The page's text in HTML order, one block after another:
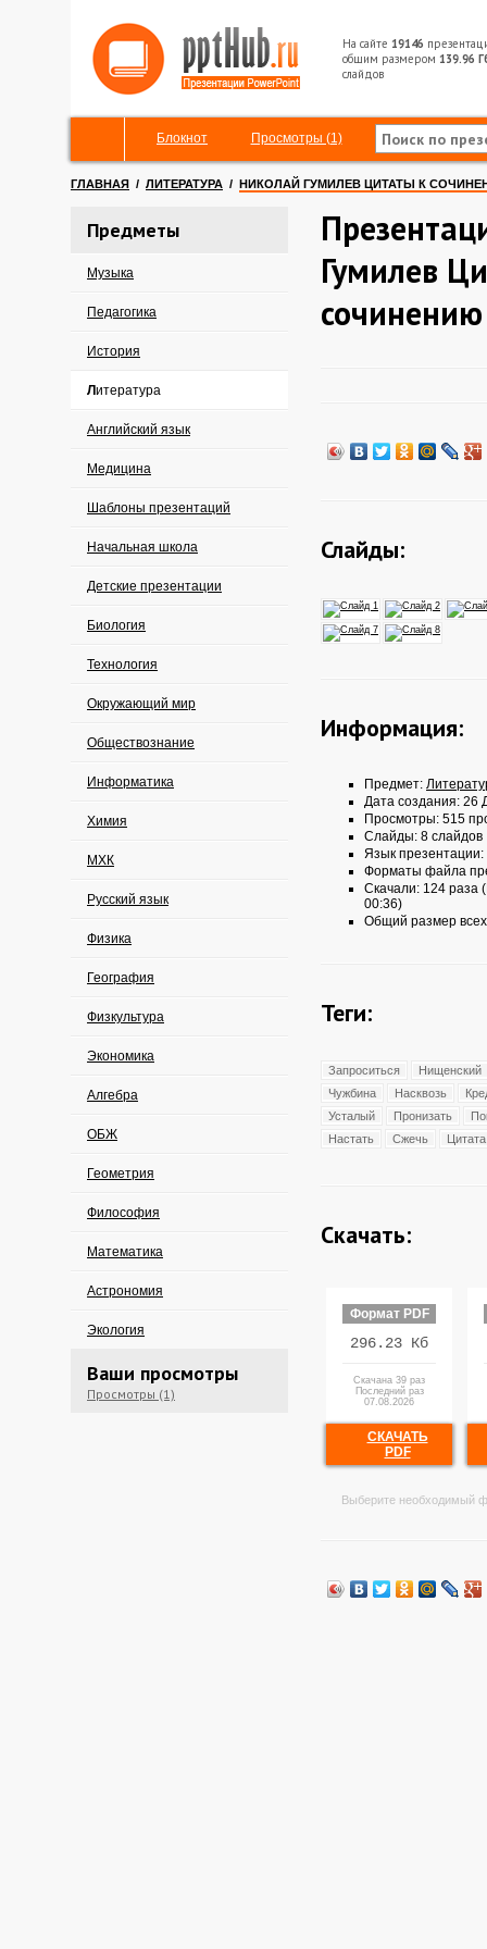
На сайте 19146
общим размером 139.96
слайдов
Блокнот Просмотры (1)
ГЛАВНАЯ / ЛИТЕРАТУРА / НИКОЛАЙ ГУМИЛЕВ ЦИТАТЫ К
Предметы
Музыка
Педагогика
История
Литература
Английский язык
Медицина
Шаблоны презентаций
Начальная школа
Детские презентации
Биология
Технология
Окружающий мир
Обществознание
Информатика
Химия
МХК
Русский язык
Физика
География
Физкультура
Экономика
Алгебра
ОБЖ
Геометрия
Философия
Математика
Астрономия
Экология
Ваши просмотры
Просмотры (1)
Гумилев
сочинению
Слайды:
Информация:
Предмет:
Дата создания: 26
Просмотры: 515
Слайды: 8 слайдов
Язык презентации:
Форматы файла
Скачали: 124 раза
00:36)
Общий размер
Теги:
Запроситься
Нищенский
Чужбина
Насквозь
Усталый
Пронизать
Настать
Сжечь Цитата
Скачать:
Формат PDF
296.23 Кб
Скачана 39 раз
Последний раз
07.08.2026
СКАЧАТЬ
PDF
Выберите необходимый